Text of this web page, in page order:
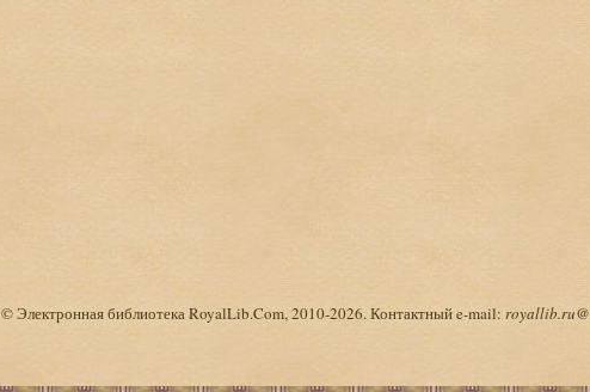
© Электронная библиотека RoyalLib.Com, 2010-2026. Контактный e-mail: